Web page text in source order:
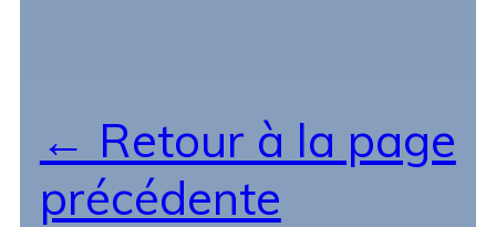
← Retour à la page
précédente